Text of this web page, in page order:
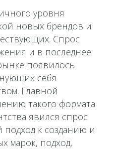
уровня
новых брендов и
Спрос
и в последнее
появилось
себя
Главной
такого формата
явился спрос
к созданию и
марок, подход,